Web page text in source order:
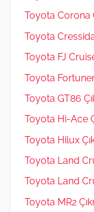
Toyota Corona
Toyota
Toyota FJ
Toyota
Toyota GT86
Toyota Hi-Ace
Toyota Hilux
Toyota Land
Toyota Land
Toyota MR2